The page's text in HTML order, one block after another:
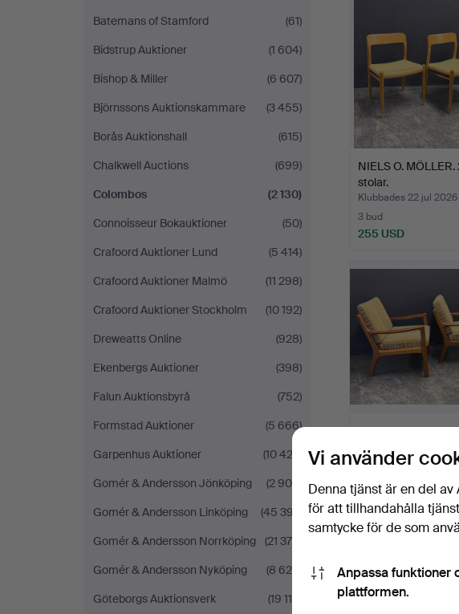
Batemans of Stamford
(61)
Bidstrup Auktioner
(1 604)
Bishop & Miller
(6 607)
Björnssons Auktionskammare
(3 455)
Borås Auktionshall
(615)
Chalkwell Auctions
(699)
Colombos
(2 130)
Connoisseur Bokauktioner
(50)
Crafoord Auktioner Lund
(5 414)
Crafoord Auktioner Malmö
(11 298)
Crafoord Auktioner Stockholm
(10 192)
Dreweatts Online
(928)
Ekenbergs Auktioner
(398)
Falun Auktionsbyrå
(752)
Formstad Auktioner
(5 666)
Garpenhus Auktioner
(10 423)
Gomér & Andersson Jönköping
(2 906)
Gomér & Andersson Linköping
(45 397)
Gomér & Andersson Norrköping
(21 378)
Gomér & Andersson Nyköping
(8 625)
Göteborgs Auktionsverk
(19 115)
NIELS O. MÖLLER.
stolar.
Klubbades 22 jul 2026
3 bud
255 USD
OLE WANSCHER.
fåtöljer för Cado.
Klubbades 17 jul 2026
3 bud
924 USD
Vi använder
Denna tjänst är en del
för att tillhandahålla
samtycke för de som
Anpassa funktioner
plattformen.